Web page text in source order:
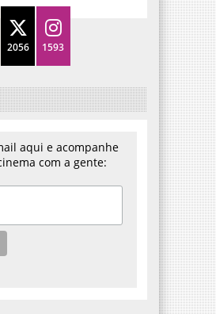
2056 1593
aqui e acompanhe
com a gente: